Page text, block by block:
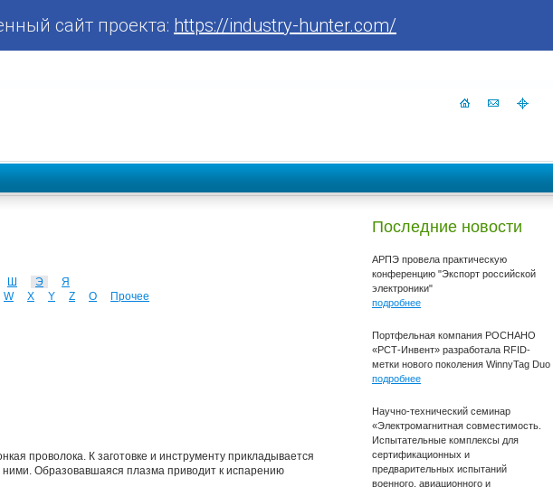
сайт проекта: https://industry-hunter.com/
Ш Э
Я
W X Y Z О Прочее
проволока. К заготовке и инструменту прикладывается
Образовавшаяся плазма приводит к испарению
Последние новости
АРПЭ провела практическую
конференцию "Экспорт российской
электроники"
подробнее
Портфельная компания РОСНАНО
«РСТ-Инвент» разработала RFID-
метки нового поколения WinnyTag Duo
подробнее
Научно-технический семинар
«Электромагнитная совместимость.
Испытательные комплексы для
сертификационных и
предварительных испытаний
военного, авиационного и